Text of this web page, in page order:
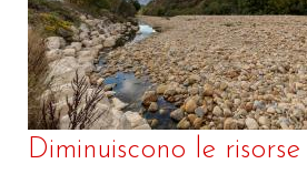
Diminuiscono le